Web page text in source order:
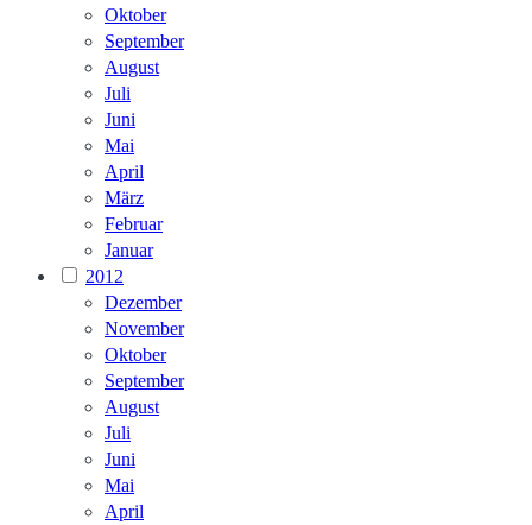
Oktober
September
August
Juli
Juni
Mai
April
März
Februar
Januar
2012
Dezember
November
Oktober
September
August
Juli
Juni
Mai
April